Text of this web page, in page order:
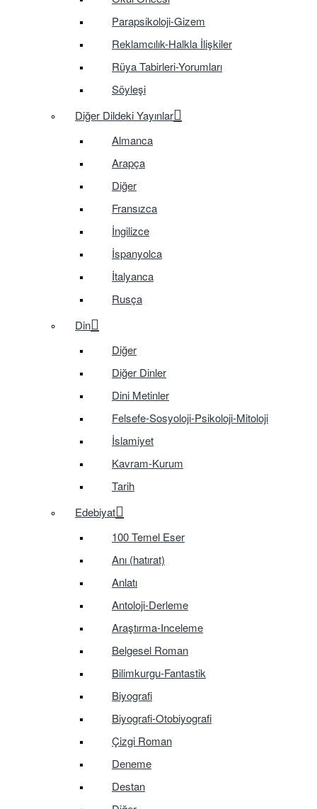
Parapsikoloji-Gizem
Reklamcılık-Halkla İlişkiler
Rüya Tabirleri-Yorumları
Söyleşi
Diğer Dildeki Yayınlar
Almanca
Arapça
Diğer
Fransızca
İngilizce
İspanyolca
İtalyanca
Rusça
Din
Diğer
Diğer Dinler
Dini Metinler
Felsefe-Sosyoloji-Psikoloji-Mitoloji
İslamiyet
Kavram-Kurum
Tarih
Edebiyat
100 Temel Eser
Anı (hatırat)
Anlatı
Antoloji-Derleme
Araştırma-Inceleme
Belgesel Roman
Bilimkurgu-Fantastik
Biyografi
Biyografi-Otobiyografi
Çizgi Roman
Deneme
Destan